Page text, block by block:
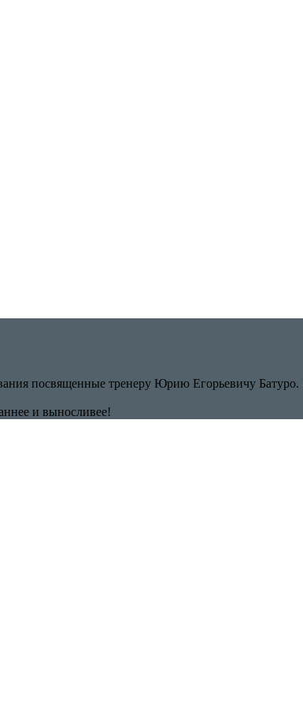
посвященные тренеру Юрию Егорьевичу
и выносливее!